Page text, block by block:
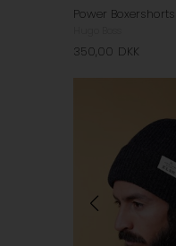
Power
350,00 DKK